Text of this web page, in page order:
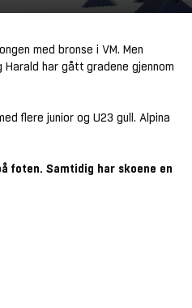
med bronse i VM. Men
har gått gradene gjennom
flere junior og U23 gull. Alpina
foten. Samtidig har skoene en